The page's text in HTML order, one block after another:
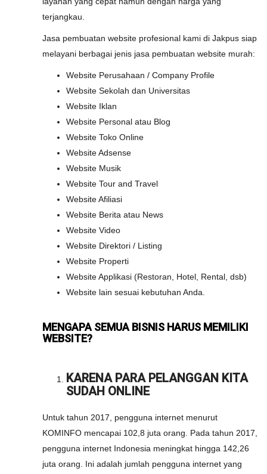
terjangkau.
Jasa pembuatan website profesional kami di Jakpus siap
melayani berbagai jenis jasa pembuatan website murah:
Website Perusahaan / Company Profile
Website Sekolah dan Universitas
Website Iklan
Website Personal atau Blog
Website Toko Online
Website Adsense
Website Musik
Website Tour and Travel
Website Afiliasi
Website Berita atau News
Website Video
Website Direktori / Listing
Website Properti
Website Applikasi (Restoran, Hotel, Rental, dsb)
Website lain sesuai kebutuhan Anda.
MENGAPA SEMUA BISNIS HARUS MEMILIKI
WEBSITE?
KARENA PARA PELANGGAN KITA
SUDAH ONLINE
Untuk tahun 2017, pengguna internet menurut
KOMINFO mencapai 102,8 juta orang. Pada tahun 2017,
pengguna internet Indonesia meningkat hingga 142,26
juta orang. Ini adalah jumlah pengguna internet yang